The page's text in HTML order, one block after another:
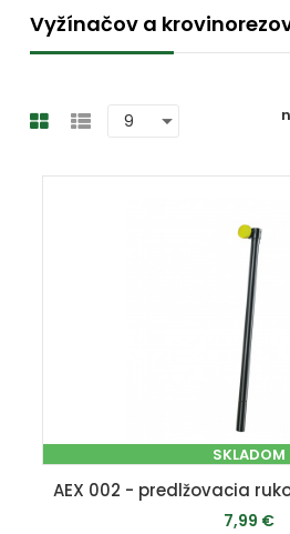
Vyžínačov a
SKLADOM
7,99 €